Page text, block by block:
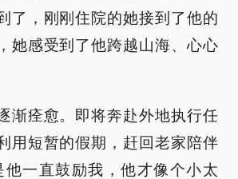
了，刚刚住院的她接到了他的
她感受到了他跨越山海、心心
渐痊愈。即将奔赴外地执行任
用短暂的假期，赶回老家陪伴
他一直鼓励我，他才像个小太